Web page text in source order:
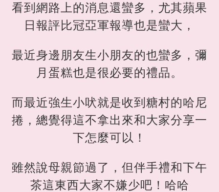
看到網路上的消息還蠻多，尤其蘋果
日報評比冠亞軍報導也是蠻大，
最近身邊朋友生小朋友的也蠻多，彌
月蛋糕也是很必要的禮品。
而最近強生小吠就是收到糖村的哈尼
捲，總覺得這不拿出來和大家分享一
下怎麼可以！
雖然說母親節過了，但伴手禮和下午
茶這東西大家不嫌少吧！哈哈